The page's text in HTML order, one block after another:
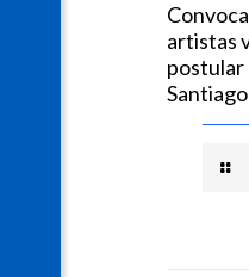
artistas
postular